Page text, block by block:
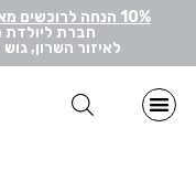
10% הנחה לרוכשים מארז ליולדת
חברת ליולדת
לאיזור השרון,